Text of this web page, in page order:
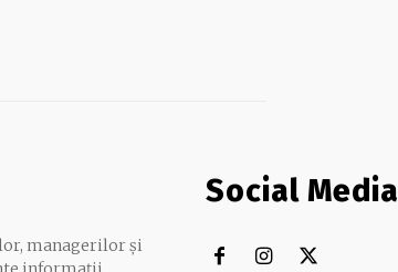
managerilor și
Social Media